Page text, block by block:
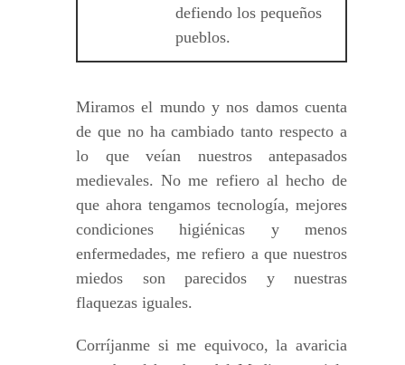
defiendo los pequeños
pueblos.
Miramos el mundo y nos damos cuenta
de que no ha cambiado tanto respecto a
lo que veían nuestros antepasados
medievales. No me refiero al hecho de
que ahora tengamos tecnología, mejores
condiciones higiénicas y menos
enfermedades, me refiero a que nuestros
miedos son parecidos y nuestras
flaquezas iguales.
Corríjanme si me equivoco, la avaricia